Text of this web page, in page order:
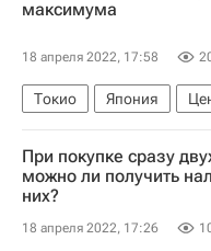
максимума
18 апреля 2022, 17:58
Токио Япония
При покупке сразу
можно ли получить
них?
18 апреля 2022, 17:26